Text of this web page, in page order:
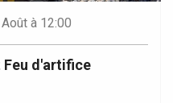
Août à 12:00
Feu d'artifice